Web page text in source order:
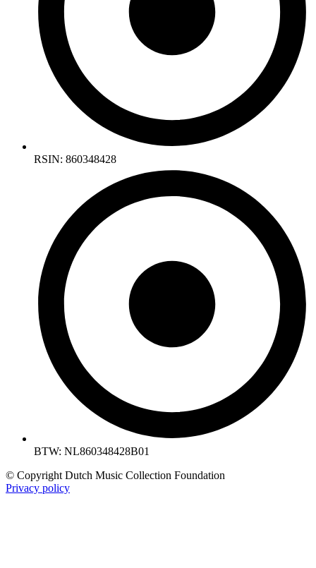
RSIN: 860348428
BTW: NL860348428B01
© Copyright Dutch Music Collection Foundation
Privacy policy